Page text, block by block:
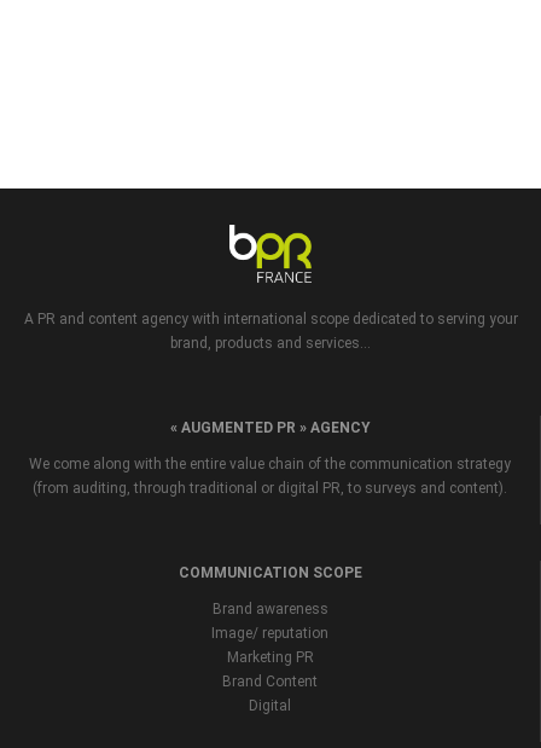
A PR and content agency with international scope dedicated to serving your
brand, products and services...
« AUGMENTED PR » AGENCY
We come along with the entire value chain of the communication strategy
(from auditing, through traditional or digital PR, to surveys and content).
COMMUNICATION SCOPE
Brand awareness
Image/ reputation
Marketing PR
Brand Content
Digital